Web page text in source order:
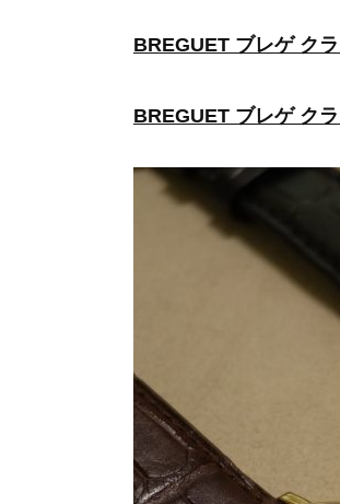
BREGUET ブレゲ ク
BREGUET ブレゲ ク